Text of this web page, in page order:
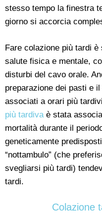
stesso tempo la finestra
giorno si accorcia
Fare colazione più tardi
salute fisica e mentale,
disturbi del cavo orale.
preparazione dei pasti e
associati a orari più
più tardivaè stata
mortalità durante il
geneticamente
“nottambulo” (che
svegliarsi più tardi)
tardi.
Colazione